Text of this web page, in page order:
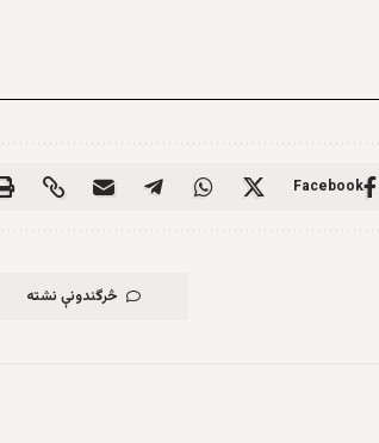
Facebook
څرگندونې نشته